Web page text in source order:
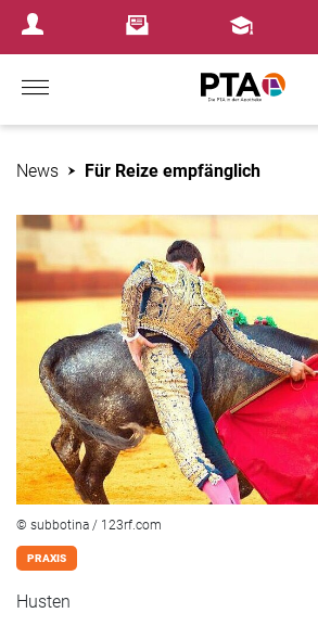
Login MenuNewsletter
Home
News Für Reize empfänglich
© subbotina / 123rf.com
PRAXIS
Husten